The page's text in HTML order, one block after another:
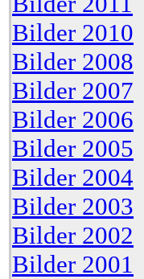
Bilder 2010
Bilder 2008
Bilder 2007
Bilder 2006
Bilder 2005
Bilder 2004
Bilder 2003
Bilder 2002
Bilder 2001